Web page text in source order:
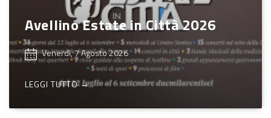
Avellino Estate in Città 2026
Venerdì, 7 Agosto 2026
LEGGI TUTTO →